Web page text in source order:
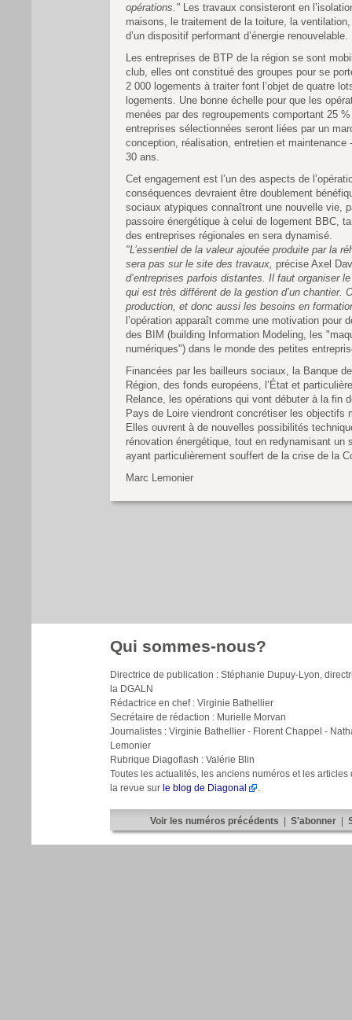
opérations." Les travaux consisteront en
maisons, le traitement de la toiture, la
d’un dispositif performant d’énergie renouvelable.
Les entreprises de BTP de la région se sont
club, elles ont constitué des groupes pour se
2 000 logements à traiter font l’objet de quatre
logements. Une bonne échelle pour que les
menées par des regroupements comportant 25
entreprises sélectionnées seront liées par un
conception, réalisation, entretien et maintenance
30 ans.
Cet engagement est l’un des aspects de
conséquences devraient être doublement
sociaux atypiques connaîtront une nouvelle vie,
passoire énergétique à celui de logement BBC,
des entreprises régionales en sera dynamisé.
"L’essentiel de la valeur ajoutée produite par la
sera pas sur le site des travaux, précise Axel
d’entreprises parfois distantes. Il faut organiser
qui est très différent de la gestion d’un chantier.
production, et donc aussi les besoins en
l’opération apparaît comme une motivation pour
des BIM (building Information Modeling, les
numériques") dans le monde des petites
Financées par les bailleurs sociaux, la Banque
Région, des fonds européens, l’État et
Relance, les opérations qui vont débuter à la fin
Pays de Loire viendront concrétiser les objectifs
Elles ouvrent à de nouvelles possibilités
rénovation énergétique, tout en redynamisant un
ayant particulièrement souffert de la crise de la
Marc Lemonier
Qui sommes-nous?
Directrice de publication : Stéphanie Dupuy-Lyon,
la DGALN
Rédactrice en chef : Virginie Bathellier
Secrétaire de rédaction : Murielle Morvan
Journalistes : Virginie Bathellier - Florent Chappel -
Lemonier
Rubrique Diagoflash : Valérie Blin
Toutes les actualités, les anciens numéros et les articles
la revue sur le blog de Diagonal .
Voir les numéros précédents S'abonner